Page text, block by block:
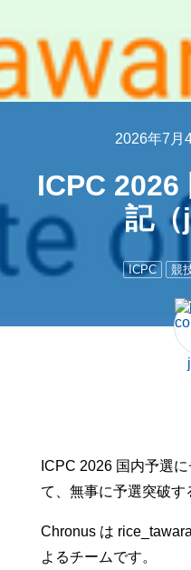
2026年7月
ICPC 2026
記
ICPC 競
ICPC 2026 国内予選
て、無事に予選突破す
Chronus は
よるチームです。